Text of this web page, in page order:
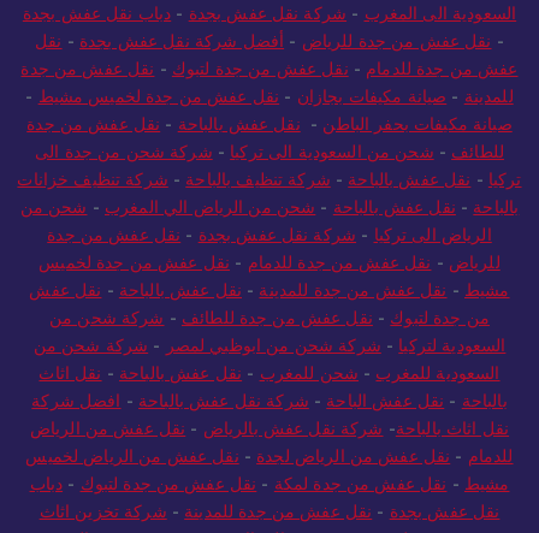
السعودية الى المغرب - شركة نقل عفش بجدة - دباب نقل عفش بجدة
- نقل عفش من جدة للرياض - أفضل شركة نقل عفش بجدة - نقل
عفش من جدة للدمام - نقل عفش من جدة لتبوك - نقل عفش من جدة
للمدينة - صيانة مكيفات بجازان - نقل عفش من جدة لخميس مشيط -
صيانة مكيفات بحفر الباطن - نقل عفش بالباحة - نقل عفش من جدة
للطائف - شحن من السعودية الى تركيا - شركة شحن من جدة الى
تركيا - نقل عفش بالباحة - شركة تنظيف بالباحة - شركة تنظيف خزانات
بالباحة - نقل عفش بالباحة - شحن من الرياض الي المغرب - شحن من
الرياض الى تركيا - شركة نقل عفش بجدة - نقل عفش من جدة
للرياض - نقل عفش من جدة للدمام - نقل عفش من جدة لخميس
مشيط - نقل عفش من جدة للمدينة - نقل عفش بالباحة - نقل عفش
من جدة لتبوك - نقل عفش من جدة للطائف - شركة شحن من
السعودية لتركيا - شركة شحن من ابوظبي لمصر - شركة شحن من
السعودية للمغرب - شحن للمغرب - نقل عفش بالباحة - نقل اثاث
بالباحة - نقل عفش الباحة - شركة نقل عفش بالباحة - افضل شركة
نقل اثاث بالباحة- شركة نقل عفش بالرياض - نقل عفش من الرياض
للدمام - نقل عفش من الرياض لجدة - نقل عفش من الرياض لخميس
مشيط - نقل عفش من جدة لمكة - نقل عفش من جدة لتبوك - دباب
نقل عفش بجدة - نقل عفش من جدة للمدينة - شركة تخزين اثاث